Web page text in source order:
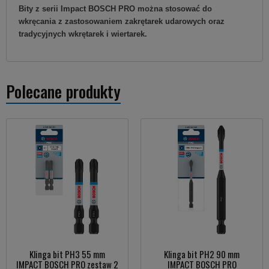
Bity z serii Impact BOSCH PRO można stosować do
wkręcania z zastosowaniem zakrętarek udarowych oraz
tradycyjnych wkrętarek i wiertarek.
Polecane produkty
Klinga bit PH3 55 mm
IMPACT BOSCH PRO zestaw 2
Klinga bit PH2 90 mm
IMPACT BOSCH PRO